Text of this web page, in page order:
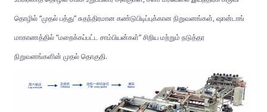
தொழில் “முதல் பத்து” சுதந்திரமான கண்டுபிடிப்புக்கான நிறுவனங்கள், ஷான்டாங்
மாகாணத்தில் “மறைக்கப்பட்ட சாம்பியன்கள்” சிறிய மற்றும் நடுத்தர
நிறுவனங்களின் முதல் தொகுதி.